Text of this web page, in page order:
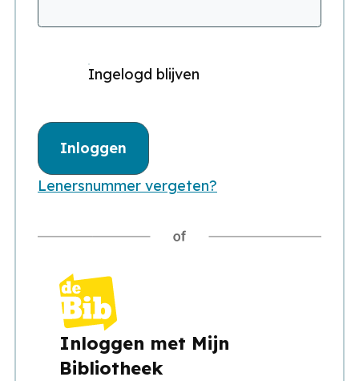
Ingelogd blijven
Inloggen
Lenersnummer vergeten?
Inloggen met Mijn
Bibliotheek